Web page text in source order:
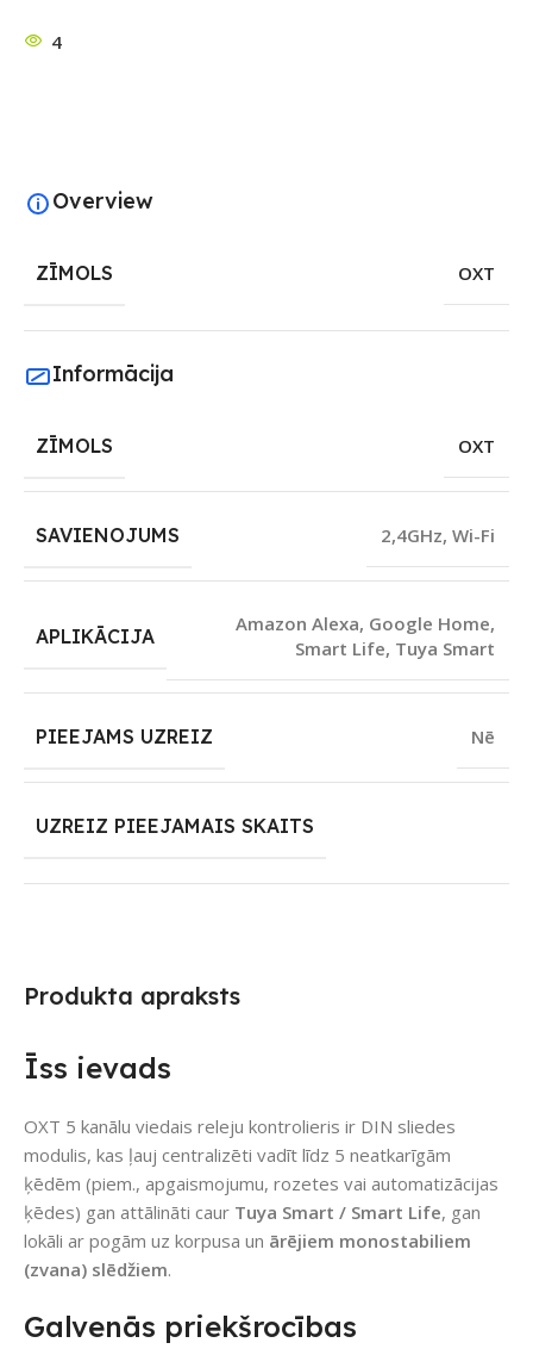
4
Produkta apraksts
Īss ievads
OXT 5 kanālu viedais releju kontrolieris ir DIN sliedes
modulis, kas ļauj centralizēti vadīt līdz 5 neatkarīgām
ķēdēm (piem., apgaismojumu, rozetes vai automatizācijas
ķēdes) gan attālināti caur Tuya Smart / Smart Life, gan
lokāli ar pogām uz korpusa un ārējiem monostabiliem
(zvana) slēdžiem.
Galvenās priekšrocības
Overview
ZĪMOLS OXT
Informācija
ZĪMOLS OXT
SAVIENOJUMS 2,4GHz, Wi-Fi
APLIKĀCIJA
Amazon Alexa, Google Home,
Smart Life, Tuya Smart
PIEEJAMS UZREIZ Nē
UZREIZ PIEEJAMAIS SKAITS